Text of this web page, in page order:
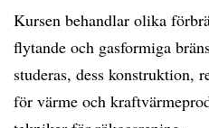
Kursen behandlar olika
flytande och gasformiga
studeras, dess konstruktion,
för värme och